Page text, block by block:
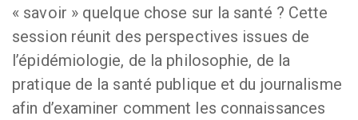
« savoir » quelque chose sur la santé ? Cette
session réunit des perspectives issues de
l’épidémiologie, de la philosophie, de la
pratique de la santé publique et du journalisme
afin d’examiner comment les connaissances